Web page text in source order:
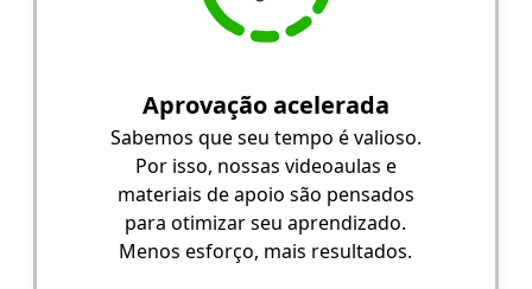
Aprovação acelerada
Sabemos que seu tempo é valioso.
Por isso, nossas videoaulas e
materiais de apoio são pensados
para otimizar seu aprendizado.
Menos esforço, mais resultados.